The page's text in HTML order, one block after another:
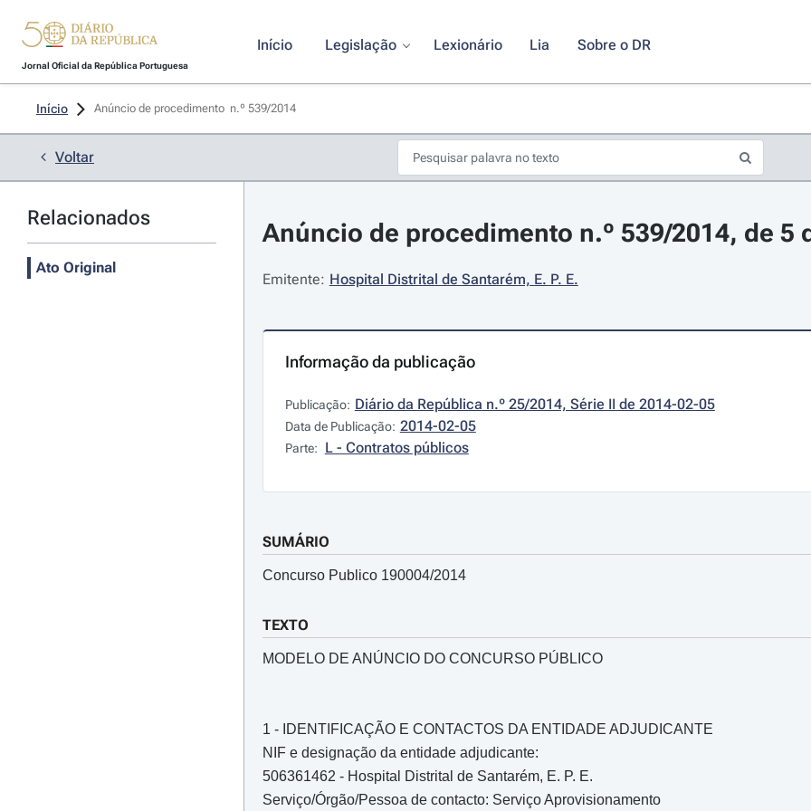
Jornal Oficial da República Portuguesa
Início Legislação Lexionário Lia Sobre o DR
Início Anúncio de procedimento  n.º 539/2014
Voltar
Relacionados
Ato Original
Anúncio de procedimento n.º 539/2014, de 5
Emitente: Hospital Distrital de Santarém, E. P. E.
Informação da publicação
Publicação: Diário da República n.º 25/2014, Série II de 2014-02-05
Data de Publicação: 2014-02-05
Parte: L - Contratos públicos
SUMÁRIO
Concurso Publico 190004/2014
TEXTO
MODELO DE ANÚNCIO DO CONCURSO PÚBLICO
1 - IDENTIFICAÇÃO E CONTACTOS DA ENTIDADE ADJUDICANTE
NIF e designação da entidade adjudicante:
506361462 - Hospital Distrital de Santarém, E. P. E.
Serviço/Órgão/Pessoa de contacto: Serviço Aprovisionamento